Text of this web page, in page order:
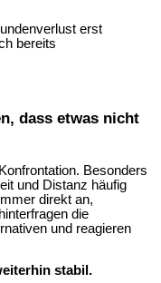
erst
bereits
dass etwas nicht
Besonders
und Distanz häufig
direkt an,
die
und reagieren
stabil.